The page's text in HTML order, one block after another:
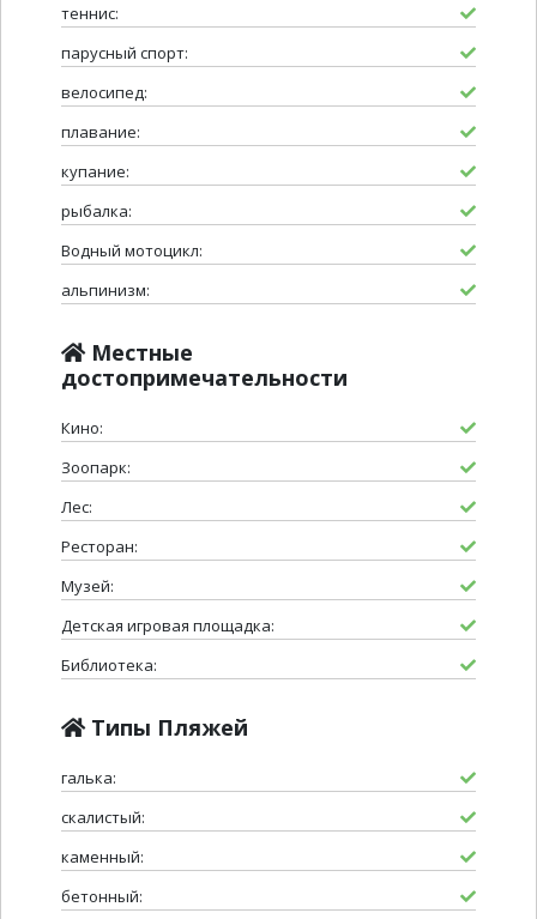
теннис:
парусный спорт:
велосипед:
плавание:
купание:
рыбалка:
Водный мотоцикл:
альпинизм:
Местные
достопримечательности
Кино:
Зоопарк:
Лес:
Ресторан:
Музей:
Детская игровая площадка:
Библиотека:
Типы Пляжей
галька:
скалистый:
каменный:
бетонный: